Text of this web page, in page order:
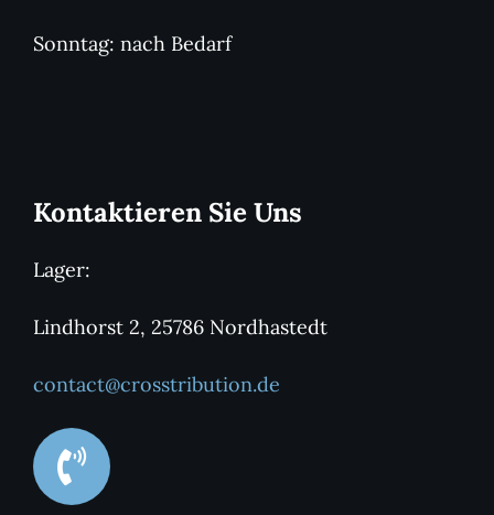
Sonntag: nach Bedarf
Kontaktieren Sie Uns
Lager:
Lindhorst 2, 25786 Nordhastedt
contact@crosstribution.de